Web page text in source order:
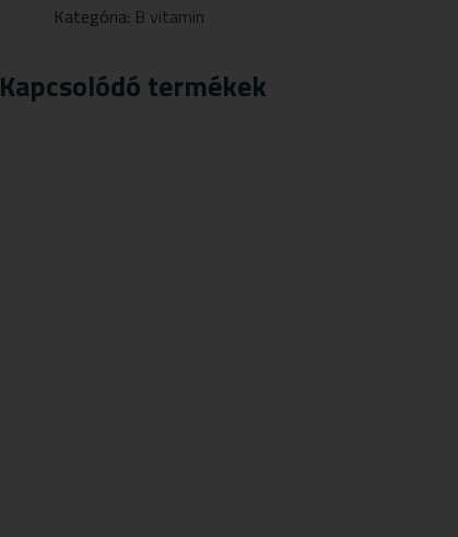
VITAMIN
DB
Kategória: B vitamin
Kapcsolódó termékek